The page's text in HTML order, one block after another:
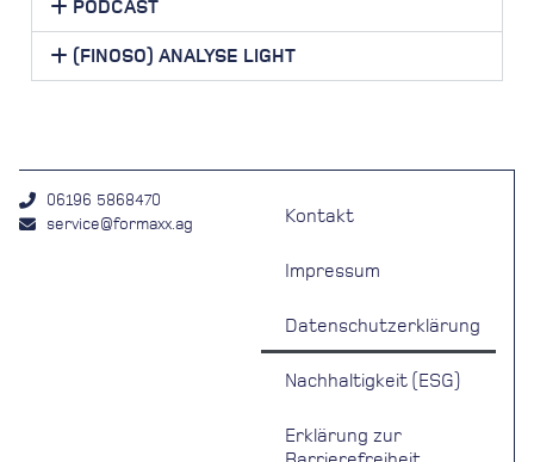
PODCAST
(FINOSO) ANALYSE LIGHT
06196 5868470
service@formaxx.ag
Kontakt
Impressum
Datenschutzerklärung
Nachhaltigkeit (ESG)
Erklärung zur